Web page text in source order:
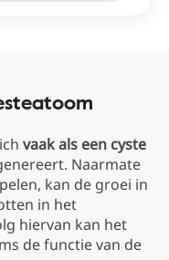
vaak als een cyste
Naarmate
kan de groei in
in het
hiervan kan het
de functie van de